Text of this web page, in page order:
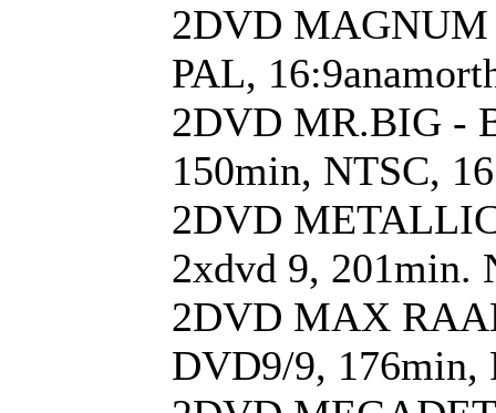
2DVD MAGNUM
PAL,
2DVD MR.BIG -
150min, NTSC,
2DVD
2xdvd 9, 201min.
2DVD MAX
DVD9/9, 176min,